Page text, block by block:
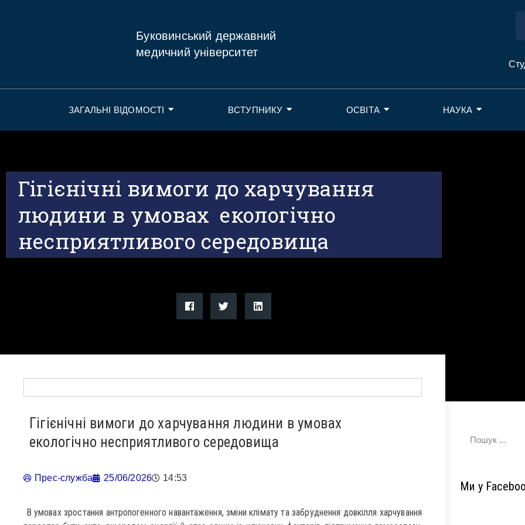
Буковинський державний
медичний університет
ЗАГАЛЬНІ ВІДОМОСТІ ВСТУПНИКУ ОСВІТА НАУКА
Гігієнічні вимоги до харчування
людини в умовах екологічно
несприятливого середовища
Гігієнічні вимоги до харчування людини в умовах
екологічно несприятливого середовища
Прес-служба 25/06/2026 14:53
В умовах зростання антропогенного навантаження, зміни клімату та забруднення довкілля харчування
Ми у